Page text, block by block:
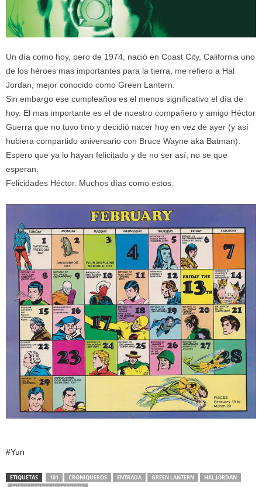
Un día como hoy, pero de 1974, nació en Coast City, California uno
de los héroes mas importantes para la tierra, me refiero a Hal
Jordan, mejor conocido como Green Lantern.
Sin embargo ese cumpleaños es el menos significativo el día de
hoy. El mas importante es el de nuestro compañero y amigo Héctor
Guerra que no tuvo tino y decidió nacer hoy en vez de ayer (y así
hubiera compartido aniversario con Bruce Wayne aka Batman).
Espero que ya lo hayan felicitado y de no ser así, no se que
esperan.
Felicidades Héctor. Muchos días como estos.
#Yun
ETIQUETAS 101 CRONIQUEROS ENTRADA GREEN LANTERN
HAL JORDAN